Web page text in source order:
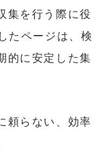
集を行う際に役
たページは、検
的に安定した集
頼らない、効率